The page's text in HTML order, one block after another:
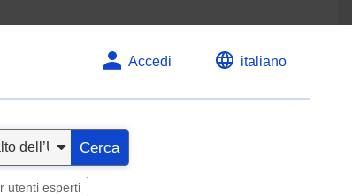
Accedi italiano
Cerca
utenti esperti